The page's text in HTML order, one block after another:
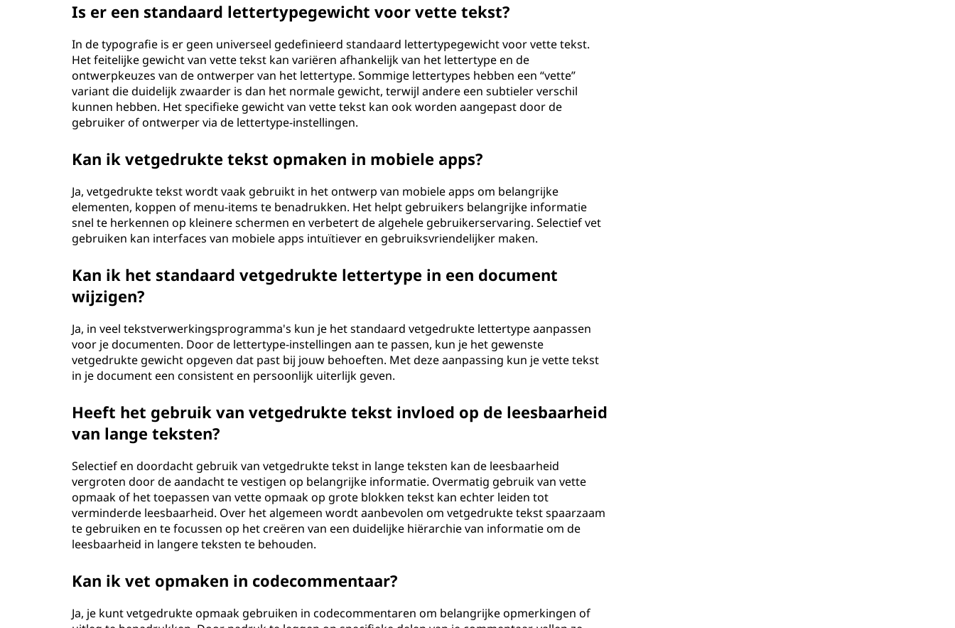
Is er een standaard lettertypegewicht voor vette tekst?
In de typografie is er geen universeel gedefinieerd standaard lettertypegewicht voor vette tekst.
Het feitelijke gewicht van vette tekst kan variëren afhankelijk van het lettertype en de
ontwerpkeuzes van de ontwerper van het lettertype. Sommige lettertypes hebben een “vette”
variant die duidelijk zwaarder is dan het normale gewicht, terwijl andere een subtieler verschil
kunnen hebben. Het specifieke gewicht van vette tekst kan ook worden aangepast door de
gebruiker of ontwerper via de lettertype-instellingen.
Kan ik vetgedrukte tekst opmaken in mobiele apps?
Ja, vetgedrukte tekst wordt vaak gebruikt in het ontwerp van mobiele apps om belangrijke
elementen, koppen of menu-items te benadrukken. Het helpt gebruikers belangrijke informatie
snel te herkennen op kleinere schermen en verbetert de algehele gebruikerservaring. Selectief vet
gebruiken kan interfaces van mobiele apps intuïtiever en gebruiksvriendelijker maken.
Kan ik het standaard vetgedrukte lettertype in een document
wijzigen?
Ja, in veel tekstverwerkingsprogramma's kun je het standaard vetgedrukte lettertype aanpassen
voor je documenten. Door de lettertype-instellingen aan te passen, kun je het gewenste
vetgedrukte gewicht opgeven dat past bij jouw behoeften. Met deze aanpassing kun je vette tekst
in je document een consistent en persoonlijk uiterlijk geven.
Heeft het gebruik van vetgedrukte tekst invloed op de leesbaarheid
van lange teksten?
Selectief en doordacht gebruik van vetgedrukte tekst in lange teksten kan de leesbaarheid
vergroten door de aandacht te vestigen op belangrijke informatie. Overmatig gebruik van vette
opmaak of het toepassen van vette opmaak op grote blokken tekst kan echter leiden tot
verminderde leesbaarheid. Over het algemeen wordt aanbevolen om vetgedrukte tekst spaarzaam
te gebruiken en te focussen op het creëren van een duidelijke hiërarchie van informatie om de
leesbaarheid in langere teksten te behouden.
Kan ik vet opmaken in codecommentaar?
Ja, je kunt vetgedrukte opmaak gebruiken in codecommentaren om belangrijke opmerkingen of